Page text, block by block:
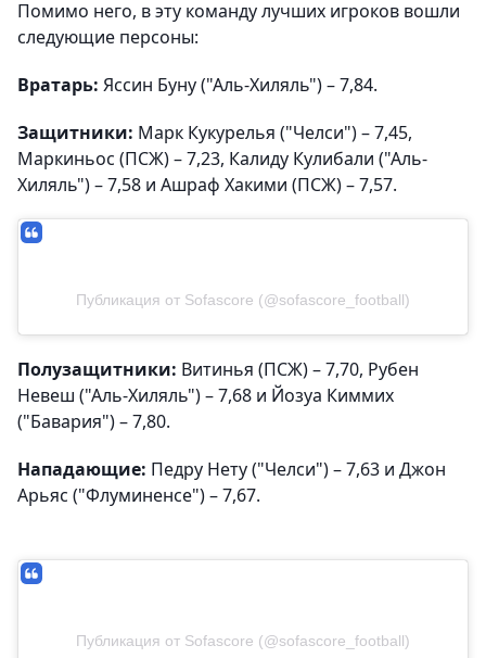
Помимо него, в эту команду лучших игроков вошли
следующие персоны:
Вратарь: Яссин Буну ("Аль-Хиляль") – 7,84.
Защитники: Марк Кукурелья ("Челси") – 7,45,
Маркиньос (ПСЖ) – 7,23, Калиду Кулибали ("Аль-
Хиляль") – 7,58 и Ашраф Хакими (ПСЖ) – 7,57.
Публикация от Sofascore (@sofascore_football)
Полузащитники: Витинья (ПСЖ) – 7,70, Рубен
Невеш ("Аль-Хиляль") – 7,68 и Йозуа Киммих
("Бавария") – 7,80.
Нападающие: Педру Нету ("Челси") – 7,63 и Джон
Арьяс ("Флуминенсе") – 7,67.
Публикация от Sofascore (@sofascore_football)